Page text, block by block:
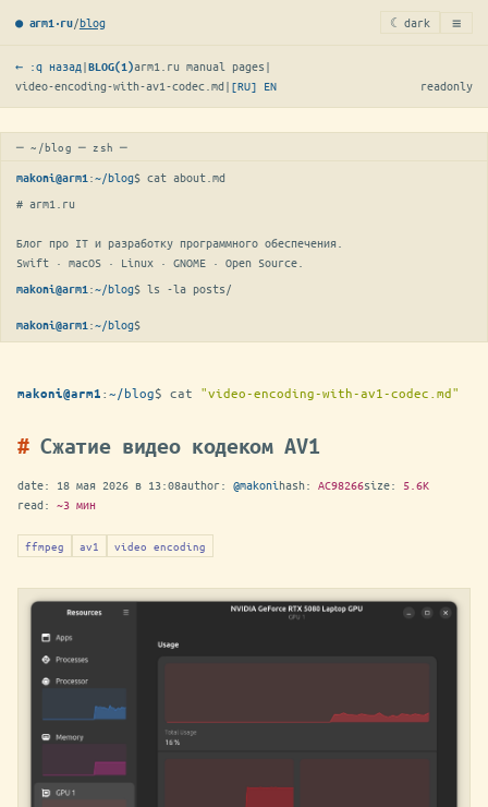
● arm1·ru/blog ☾ dark ≡
← :q назад|BLOG(1)arm1.ru manual pages |
video-encoding-with-av1-codec.md | [RU] EN readonly
─ ~/blog ─ zsh ─
makoni@arm1 :~/blog$ cat about.md
# arm1.ru
Блог про IT и разработку программного обеспечения.
Swift · macOS · Linux · GNOME · Open Source.
makoni@arm1 :~/blog$ ls -la posts/
makoni@arm1 :~/blog$
makoni@arm1 :~/blog$ cat "video-encoding-with-av1-codec.md"
Сжатие видео кодеком AV1
date: 18 мая 2026 в 13:08author: @makonihash: AC98266size: 5.6K
read: ~3 мин
ffmpeg av1 video encoding